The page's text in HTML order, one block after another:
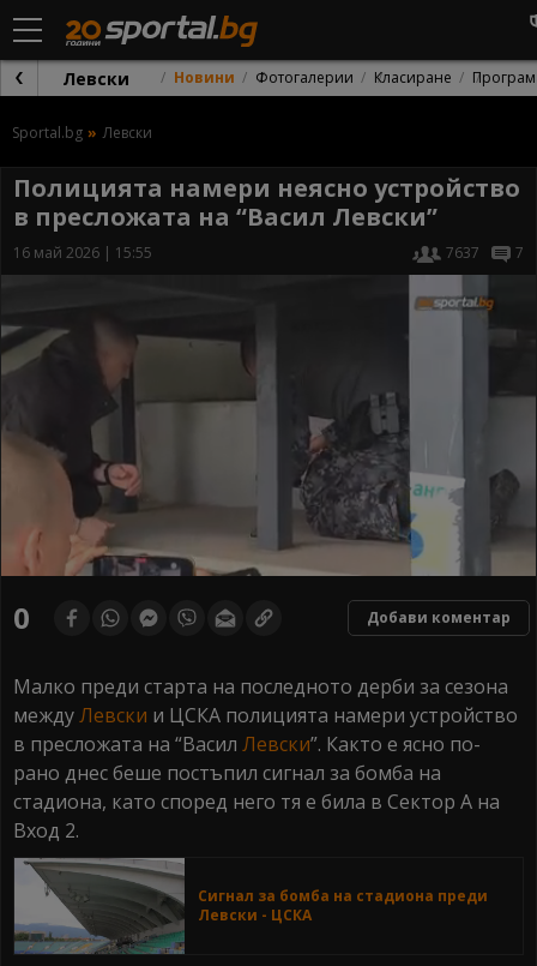
Левски Новини Фотогалерии Класиране
Sportal.bg Левски
Полицията намери неясно устройство
в пресложата на “Васил Левски”
16 май 2026 | 15:55 7637 7
of0 Добави коментар
Малко преди старта на последното дерби за сезона
междуЛевски и ЦСКА полицията намери устройство
в пресложата на “Васил Левски”. Както е ясно по-
рано днес беше постъпил сигнал за бомба на
стадиона, като според него тя е била в Сектор А на
Вход 2.
Сигнал за бомба на стадиона преди
Левски - ЦСКА